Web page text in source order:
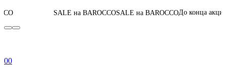
SALE на BAROCCO SALE на BAROCCO До конца акции05:11:29:56
00